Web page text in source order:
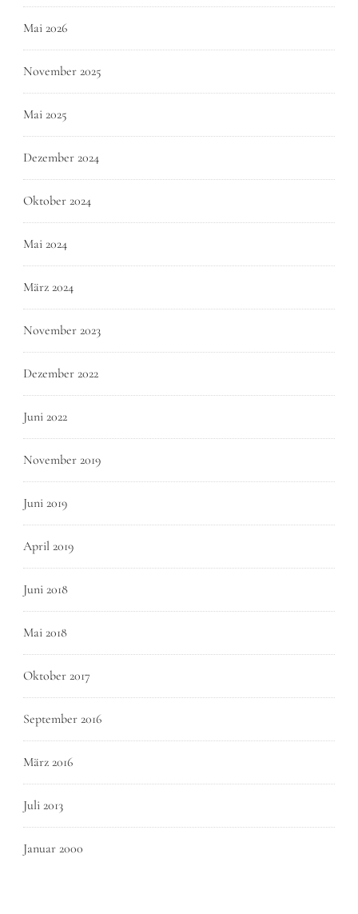
Mai 2026
November 2025
Mai 2025
Dezember 2024
Oktober 2024
Mai 2024
März 2024
November 2023
Dezember 2022
Juni 2022
November 2019
Juni 2019
April 2019
Juni 2018
Mai 2018
Oktober 2017
September 2016
März 2016
Juli 2013
Januar 2000